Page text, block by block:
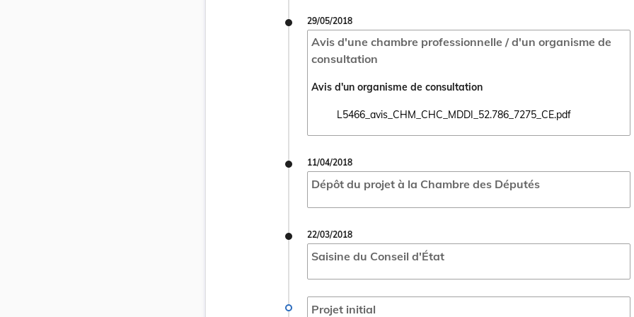
29/05/2018
Avis d'une chambre professionnelle / d'un organisme de
consultation
Avis d'un organisme de consultation
L5466_avis_CHM_CHC_MDDI_52.786_7275_CE.pdf
Ouvrir le document
11/04/2018
Dépôt du projet à la Chambre des Députés
22/03/2018
Saisine du Conseil d'État
Projet initial